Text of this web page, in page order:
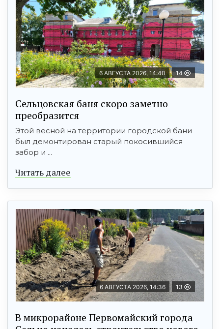
6 АВГУСТА 2026, 14:40 14
Сельцовская баня скоро заметно
преобразится
Этой весной на территории городской бани
был демонтирован старый покосившийся
забор и ...
Читать далее
6 АВГУСТА 2026, 14:36 13
В микрорайоне Первомайский города